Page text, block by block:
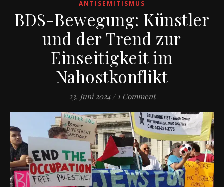
ANTISEMITISMUS
BDS-Bewegung: Künstler
und der Trend zur
Einseitigkeit im
Nahostkonflikt
23. Juni 2024 / 1 Comment